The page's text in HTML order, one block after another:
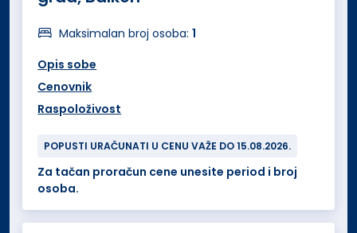
Maksimalan broj osoba:1
Opis sobe
Cenovnik
Raspoloživost
POPUSTI URAČUNATI U CENU VAŽE DO 15.08.2026.
Za tačan proračun cene unesite period i broj
osoba.